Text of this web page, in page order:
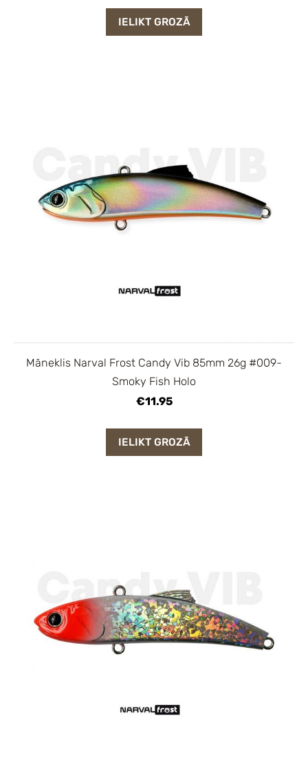
IELIKT GROZĀ
Māneklis Narval Frost Candy Vib 85mm 26g #009-
Smoky Fish Holo
€11.95
IELIKT GROZĀ